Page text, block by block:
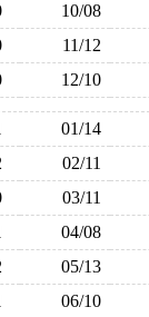
10/08
11/12
12/10
01/14
02/11
03/11
04/08
05/13
06/10